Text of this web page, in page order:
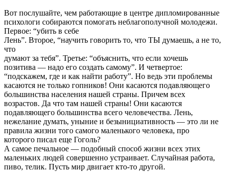
Вот послушайте, чем работающие в центре дипломированные
психологи собираются помогать неблагополучной молодежи.
Первое: “убить в себе
Лень”. Второе, “научить говорить то, что ТЫ думаешь, а не то,
что
думают за тебя”. Третье: “объяснить, что если хочешь
позитива — надо его создать самому”. И четвертое:
“подскажем, где и как найти работу”. Но ведь эти проблемы
касаются не только гопников! Они касаются подавляющего
большинства населения нашей страны. Причем всех
возрастов. Да что там нашей страны! Они касаются
подавляющего большинства всего человечества. Лень,
нежелание думать, уныние и безынициативность — это ли не
правила жизни того самого маленького человека, про
которого писал еще Гоголь?
А самое печальное — подобный способ жизни всех этих
маленьких людей совершенно устраивает. Случайная работа,
пиво, телик. Пусть мир двигает кто-то другой.